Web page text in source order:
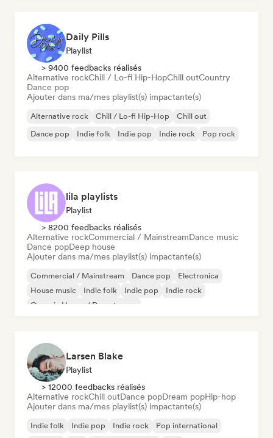
Daily Pills
Playlist
> 9400 feedbacks réalisés
Alternative rockChill / Lo-fi Hip-HopChill outCountry
Dance pop
Ajouter dans ma/mes playlist(s) impactante(s)
Alternative rock Chill / Lo-fi Hip-Hop
Chill out
Dance pop
Indie folk Indie pop Indie rock Pop rock
lila playlists
Playlist
> 8200 feedbacks réalisés
Alternative rockCommercial / MainstreamDance music
Dance popDeep house
Ajouter dans ma/mes playlist(s) impactante(s)
Commercial / Mainstream Dance pop
Electronica
House music
Indie folk Indie pop
Indie rock
Organic House / Downtempo
Larsen Blake
Playlist
> 12000 feedbacks réalisés
Alternative rockChill outDance popDream popHip-hop
Ajouter dans ma/mes playlist(s) impactante(s)
Indie folk Indie pop Indie rock
Pop international